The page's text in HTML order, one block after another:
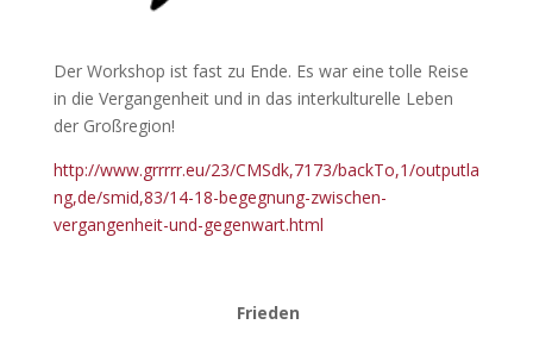
Der Workshop ist fast zu Ende. Es war eine tolle Reise
in die Vergangenheit und in das interkulturelle Leben
der Großregion!
http://www.grrrrr.eu/23/CMSdk,7173/backTo,1/outputla
ng,de/smid,83/14-18-begegnung-zwischen-
vergangenheit-und-gegenwart.html
Frieden